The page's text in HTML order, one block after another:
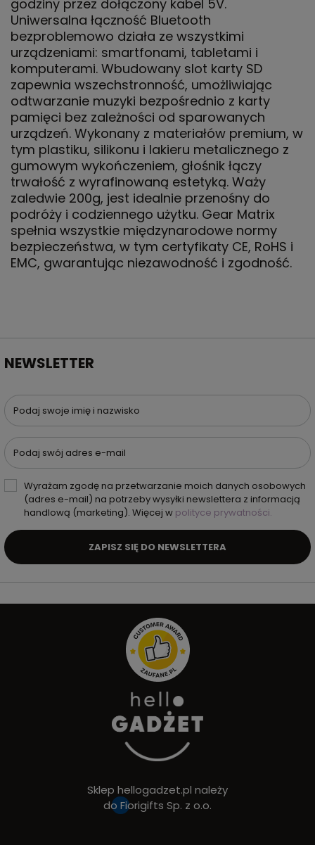
godziny przez dołączony kabel 5V.
Uniwersalna łączność Bluetooth
bezproblemowo działa ze wszystkimi
urządzeniami: smartfonami, tabletami i
komputerami. Wbudowany slot karty SD
zapewnia wszechstronność, umożliwiając
odtwarzanie muzyki bezpośrednio z karty
pamięci bez zależności od sparowanych
urządzeń. Wykonany z materiałów premium, w
tym plastiku, silikonu i lakieru metalicznego z
gumowym wykończeniem, głośnik łączy
trwałość z wyrafinowaną estetyką. Waży
zaledwie 200g, jest idealnie przenośny do
podróży i codziennego użytku. Gear Matrix
spełnia wszystkie międzynarodowe normy
bezpieczeństwa, w tym certyfikaty CE, RoHS i
EMC, gwarantując niezawodność i zgodność.
NEWSLETTER
Podaj swoje imię i nazwisko
Podaj swój adres e-mail
Wyrażam zgodę na przetwarzanie moich danych osobowych
(adres e-mail) na potrzeby wysyłki newslettera z informacją
handlową (marketing). Więcej w polityce prywatności.
ZAPISZ SIĘ DO NEWSLETTERA
Sklep hellogadzet.pl należy
do Fiorigifts Sp. z o.o.